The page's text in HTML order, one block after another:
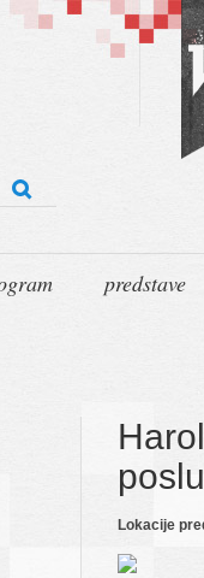
predstave
Lokacije